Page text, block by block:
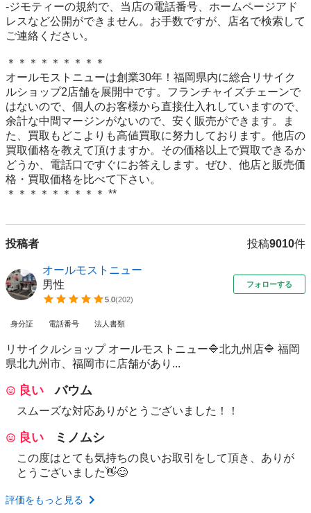
-ジモティーの規約で、当店の電話番号、ホームページアド
レスなど公開ができません。お手数ですが、店名で検索して
ご連絡ください。
＊＊＊＊＊＊＊＊＊
オールモストニューは創業30年！福岡県内に総合リサイク
ルショップ2店舗を展開中です。フランチャイズチェーンで
はないので、個人のお客様から直接仕入れしていますので、
余計な中間マージンがないので、安く販売ができます。ま
た、買取もどこよりも高値買取に努力しております。他店の
買取価格を教えて頂けますか。その価格以上で買取できるか
どうか、電話口ですぐにお答えします。ぜひ、他店と販売価
格・買取価格を比べて下さい。
＊＊＊＊＊＊＊＊＊ **
投稿者 投稿9010件
オールモストニュー
男性
5.0(202)
フォローする
身分証 電話番号 法人書類
リサイクルショップ オールモストニュー🔷北九州店🔷 福岡
県北九州市、福岡市に店舗があり...
良い バウム
スムーズな対応ありがとうございました！！
良い ミノムシ
この度はとても気持ちの良いお取引をして頂き、ありが
とうございました👋😊
評価をもっと見る